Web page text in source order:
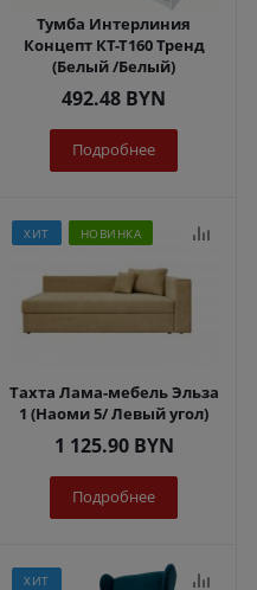
Тумба Интерлиния
Концепт КТ-Т160 Тренд
(Белый /Белый)
492.48 BYN
Подробнее
ХИТ НОВИНКА
Тахта Лама-мебель Эльза
1 (Наоми 5/ Левый угол)
1 125.90BYN
Подробнее
ХИТ